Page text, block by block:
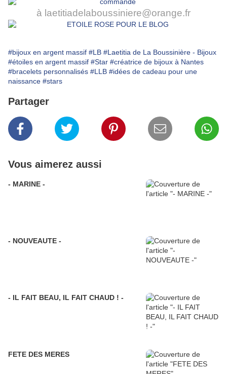
à laetitiadelaboussiniere@orange.fr
#bijoux en argent massif #LB #Laetitia de La Boussinière - Bijoux
#étoiles en argent massif #Star #créatrice de bijoux à Nantes
#bracelets personnalisés #LLB #idées de cadeau pour une
naissance #stars
Partager
Vous aimerez aussi
- MARINE -
- NOUVEAUTE -
- IL FAIT BEAU, IL FAIT CHAUD ! -
FETE DES MERES